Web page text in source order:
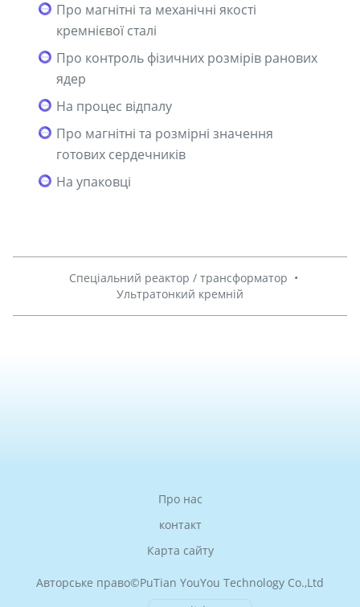
Про магнітні та механічні якості
кремнієвої сталі
Про контроль фізичних розмірів ранових
ядер
На процес відпалу
Про магнітні та розмірні значення
готових сердечників
На упаковці
Спеціальний реактор / трансформатор •
Ультратонкий кремній
Про нас
контакт
Карта сайту
Авторське право©PuTian YouYou Technology Co.,Ltd